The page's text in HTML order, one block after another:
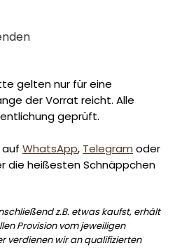
gelten nur für eine
der Vorrat reicht. Alle
geprüft.
auf WhatsApp, Telegram oder
die heißesten Schnäppchen
z.B. etwas kaufst, erhält
Provision vom jeweiligen
verdienen wir an qualifizierten